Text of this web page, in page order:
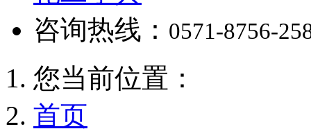
咨询热线： 0571-8756-
您当前位置：
首页